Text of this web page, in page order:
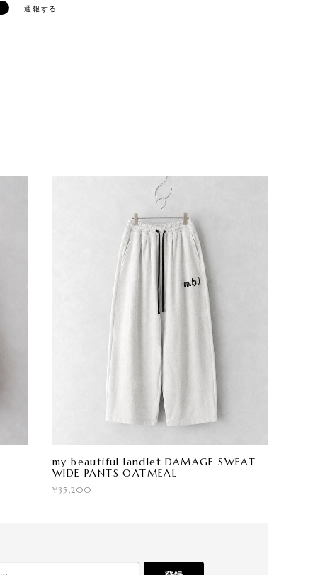
通報する
my beautiful landlet DAMAGE SWEAT
WIDE PANTS OATMEAL
¥35,200